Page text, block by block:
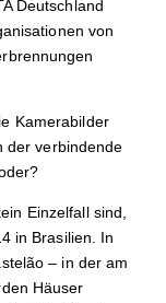
Deutschland
von
Kamerabilder
der verbindende
Einzelfall sind,
in Brasilien. In
– in der am
Häuser